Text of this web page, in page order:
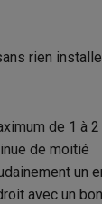
rien
de 1 à
de moitié
un
avec un